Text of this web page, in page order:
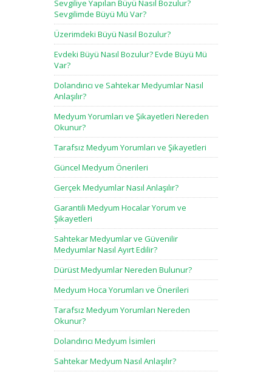
Sevgiliye Yapılan Büyü Nasıl Bozulur?
Sevgilimde Büyü Mü Var?
Üzerimdeki Büyü Nasıl Bozulur?
Evdeki Büyü Nasıl Bozulur? Evde Büyü Mü
Var?
Dolandırıcı ve Sahtekar Medyumlar Nasıl
Anlaşılır?
Medyum Yorumları ve Şikayetleri Nereden
Okunur?
Tarafsız Medyum Yorumları ve Şikayetleri
Güncel Medyum Önerileri
Gerçek Medyumlar Nasıl Anlaşılır?
Garantili Medyum Hocalar Yorum ve
Şikayetleri
Sahtekar Medyumlar ve Güvenilir
Medyumlar Nasıl Ayırt Edilir?
Dürüst Medyumlar Nereden Bulunur?
Medyum Hoca Yorumları ve Önerileri
Tarafsız Medyum Yorumları Nereden
Okunur?
Dolandırıcı Medyum İsimleri
Sahtekar Medyum Nasıl Anlaşılır?